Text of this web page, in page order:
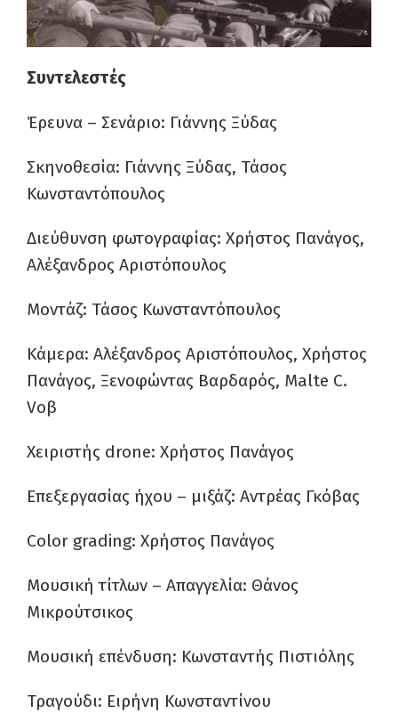
Συντελεστές
Έρευνα – Σενάριο: Γιάννης Ξύδας
Σκηνοθεσία: Γιάννης Ξύδας, Τάσος
Κωνσταντόπουλος
Διεύθυνση φωτογραφίας: Χρήστος Πανάγος,
Αλέξανδρος Αριστόπουλος
Μοντάζ: Τάσος Κωνσταντόπουλος
Κάμερα: Αλέξανδρος Αριστόπουλος, Χρήστος
Πανάγος, Ξενοφώντας Βαρδαρός, Malte C.
Voβ
Χειριστής drone: Χρήστος Πανάγος
Επεξεργασίας ήχου – μιξάζ: Αντρέας Γκόβας
Color grading: Χρήστος Πανάγος
Μουσική τίτλων – Απαγγελία: Θάνος
Μικρούτσικος
Μουσική επένδυση: Κωνσταντής Πιστιόλης
Τραγούδι: Ειρήνη Κωνσταντίνου